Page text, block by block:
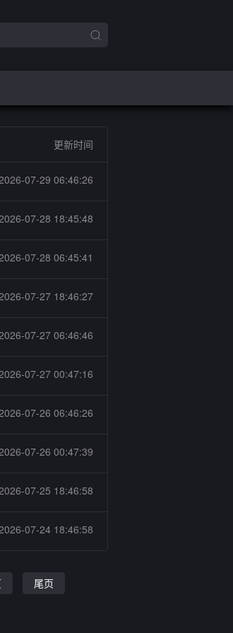
更新时间
07-29 06:46:26
07-28 18:45:48
07-28 06:45:41
07-27 18:46:27
07-27 06:46:46
07-27 00:47:16
07-26 06:46:26
07-26 00:47:39
07-25 18:46:58
07-24 18:46:58
尾页